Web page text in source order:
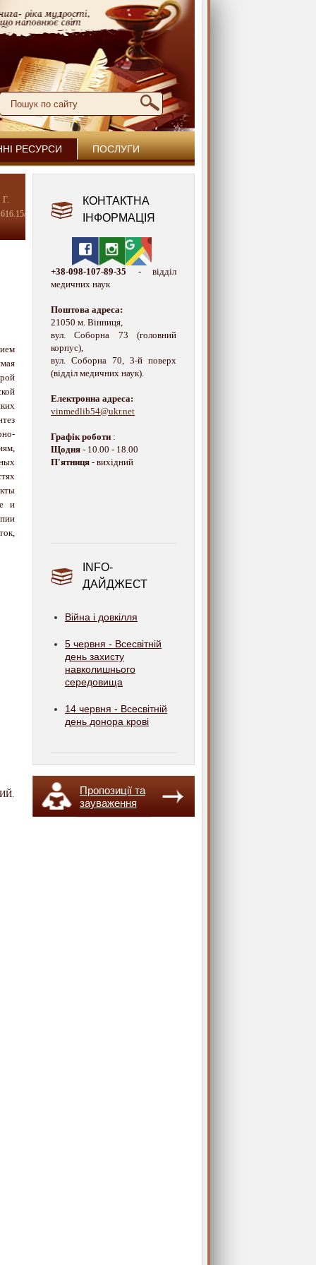
РЕСУРСИ ПОСЛУГИ
Г.
и
КОНТАКТНА
ІНФОРМАЦІЯ
+38-098-107-89-35 - відділ
медичних наук
Поштова адреса:
21050 м. Вінниця,
вул. Соборна 73 (головний
корпус),
вул. Соборна 70, 3-й поверх
(відділ медичних наук).
Електронна адреса:
vinmedlib54@ukr.net
Графік роботи :
Щодня - 10.00 - 18.00
П'ятниця - вихідний
INFO-
ДАЙДЖЕСТ
Війна і довкілля
5 червня - Всесвітній
день захисту
навколишнього
середовища
14 червня - Всесвітній
день донора крові
Пропозиції та
зауваження